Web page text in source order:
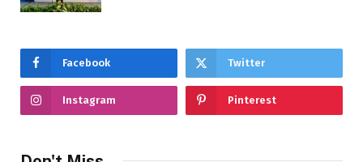
Facebook Twitter
Instagram Pinterest